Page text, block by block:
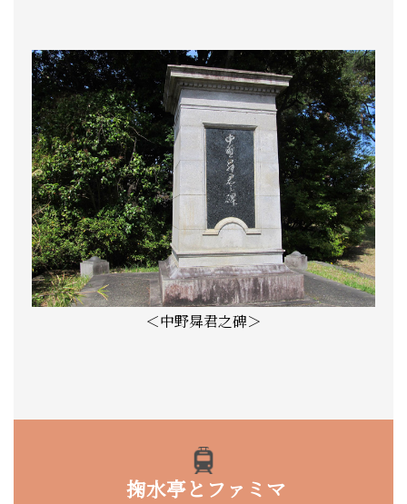
＜中野曻君之碑＞
掬水亭とファミマ